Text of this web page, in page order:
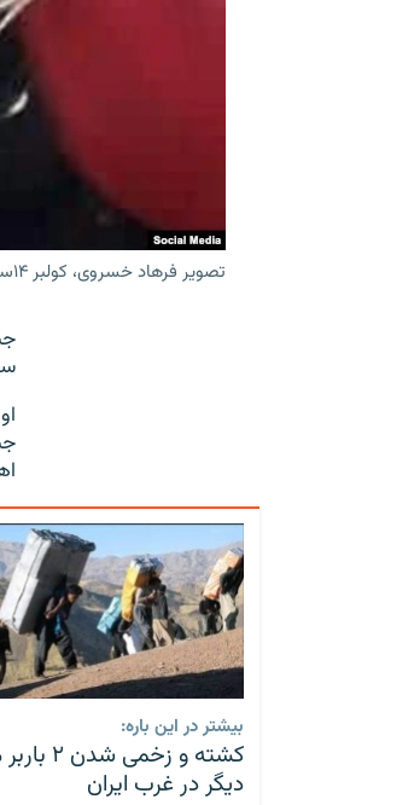
تصویر فرهاد خسروی، کولبر ۱۴ساله که در ارتفاعات کردستان جان خود را از دست داد
بیشتر در این باره:
کشته و زخمی
دیگر در غرب ایران